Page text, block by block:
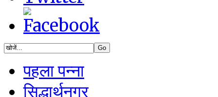
पहला पन्ना
सिद्धार्थनगर